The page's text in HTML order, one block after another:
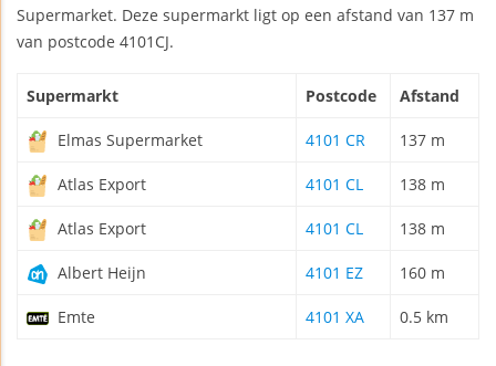
Supermarket. Deze supermarkt ligt op een afstand van 137 m
van postcode 4101CJ.
Supermarkt Postcode Afstand
Elmas Supermarket 4101 CR 137 m
Atlas Export 4101 CL 138 m
Atlas Export 4101 CL 138 m
Albert Heijn 4101 EZ 160 m
Emte 4101 XA 0.5 km